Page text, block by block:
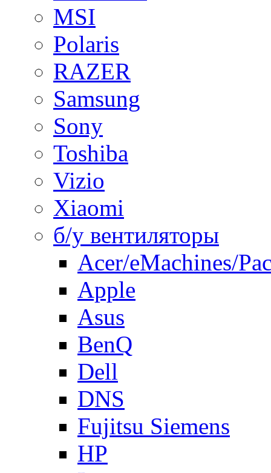
MSI
Polaris
RAZER
Samsung
Sony
Toshiba
Vizio
Xiaomi
б/у вентиляторы
Acer/eMachines/
Apple
Asus
BenQ
Dell
DNS
Fujitsu Siemens
HP